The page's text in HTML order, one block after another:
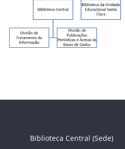
Biblioteca Central (Sede)